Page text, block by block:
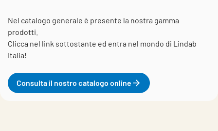
Nel catalogo generale è presente la nostra gamma
prodotti.
Clicca nel link sottostante ed entra nel mondo di Lindab
Italia!
Consulta il nostro catalogo online